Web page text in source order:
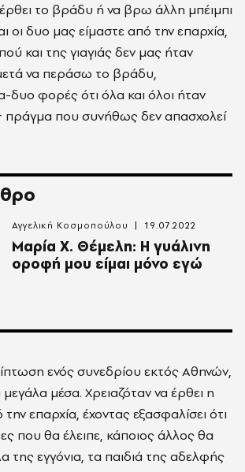
το βράδυ ή να βρω άλλη μπέιμπι
οι δυο μας είμαστε από την επαρχία,
και της γιαγιάς δεν μας ήταν
να περάσω το βράδυ,
δυο φορές ότι όλα και όλοι ήταν
πράγμα που συνήθως δεν απασχολεί
Μαρία Χ. Θέμελη: Η γυάλινη
οροφή μου είμαι μόνο εγώ
Αγγελική Κοσμοπούλου 19.07.2022
ενός συνεδρίου εκτός Αθηνών,
μεγάλα μέσα. Χρειαζόταν να έρθει η
επαρχία, έχοντας εξασφαλίσει ότι
που θα έλειπε, κάποιος άλλος θα
της εγγόνια, τα παιδιά της αδελφής